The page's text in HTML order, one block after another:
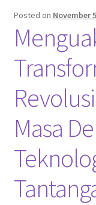
Tentang Kami
Posted on November
Masa